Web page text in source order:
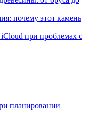
почему этот камень
при проблемах с
планировании